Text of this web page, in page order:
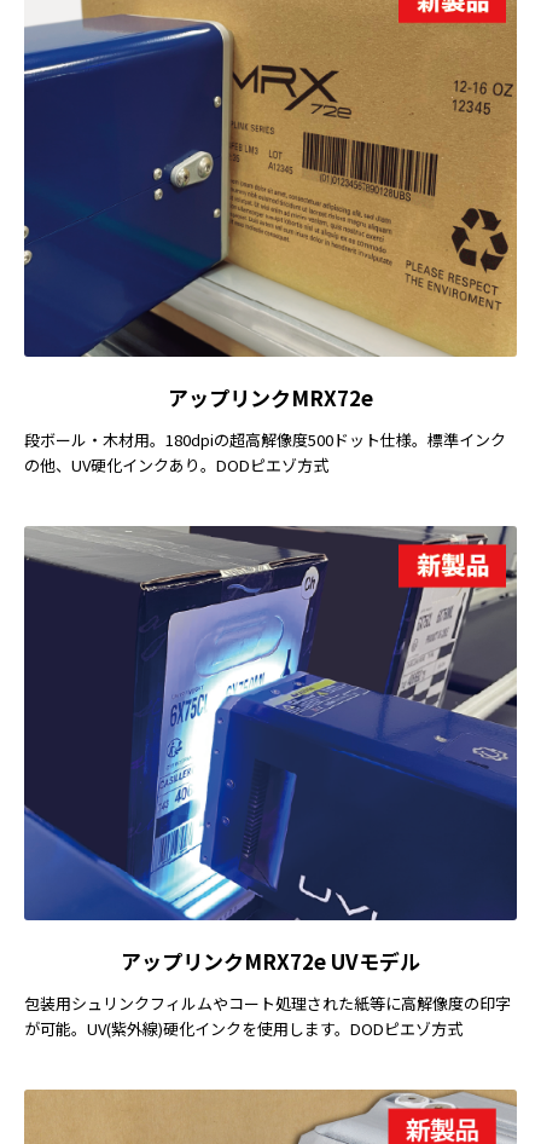
アップリンクMRX72e
段ボール・木材用。180dpiの超高解像度500ドット仕様。標準インク
の他、UV硬化インクあり。DODピエゾ方式
アップリンクMRX72e UVモデル
包装用シュリンクフィルムやコート処理された紙等に高解像度の印字
が可能。UV(紫外線)硬化インクを使用します。DODピエゾ方式